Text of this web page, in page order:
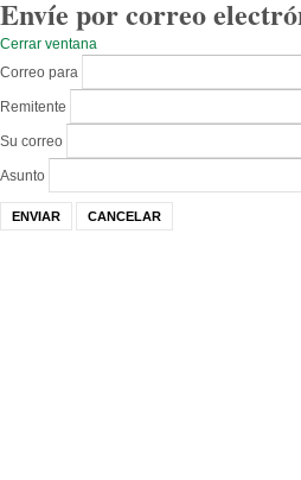
Envíe por correo
Cerrar ventana
Correo para
Remitente
Su correo
Asunto
ENVIAR CANCELAR